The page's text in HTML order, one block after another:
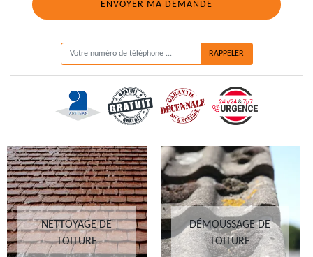
NETTOYAGE DE
TOITURE
DÉMOUSSAGE DE
TOITURE